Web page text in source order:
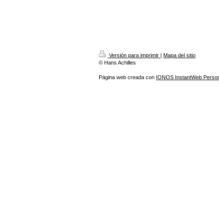
Versión para imprimir | Mapa del sitio
© Hans Achilles
Página web creada con IONOS InstantWeb